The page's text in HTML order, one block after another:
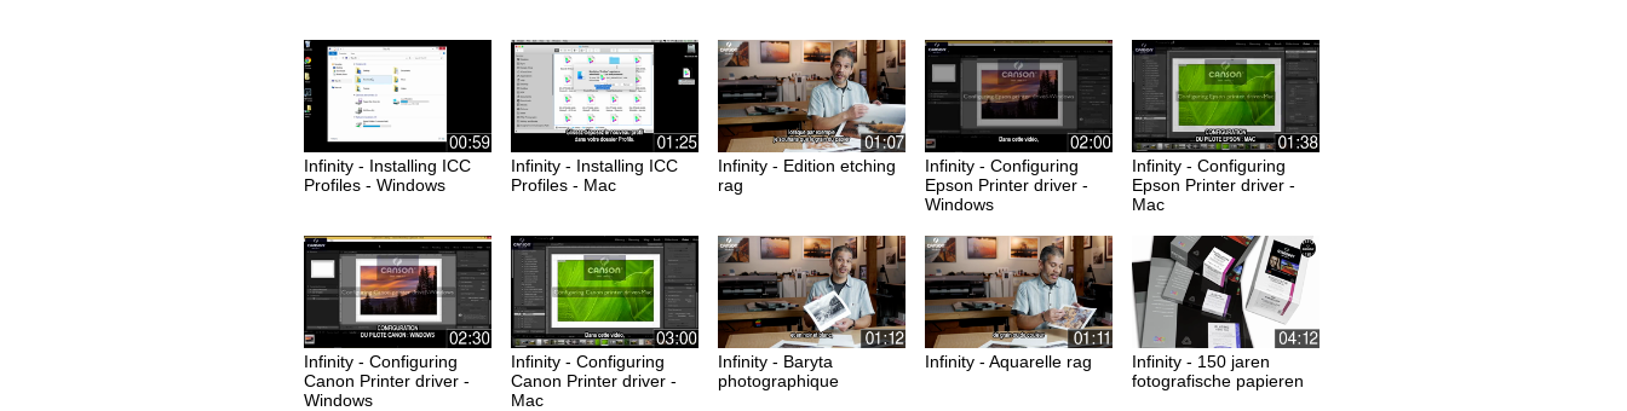
Infinity - Installing ICC
Profiles - Windows
Infinity - Installing ICC
Profiles - Mac
Infinity - Edition etching
rag
Infinity - Configuring
Epson Printer driver -
Windows
Infinity - Configuring
Epson Printer driver -
Mac
Infinity - Configuring
Canon Printer driver -
Windows
Infinity - Configuring
Canon Printer driver -
Mac
Infinity - Baryta
photographique
Infinity - Aquarelle rag
Infinity - 150 jaren
fotografische papieren